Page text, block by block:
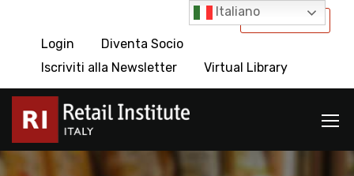
International
Login
Diventa Socio
Iscriviti alla Newsletter
Virtual Library
Italiano